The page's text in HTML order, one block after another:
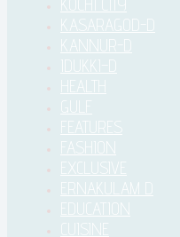
KOCHI CITY
KASARAGOD-D
KANNUR-D
IDUKKI–D
HEALTH
GULF
FEATURES
FASHION
EXCLUSIVE
ERNAKULAM D
EDUCATION
CUISINE